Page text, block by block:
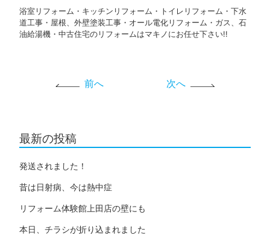
浴室リフォーム・キッチンリフォーム・トイレリフォーム・下水
道工事・屋根、外壁塗装工事・オール電化リフォーム・ガス、石
油給湯機・中古住宅のリフォームはマキノにお任せ下さい!!
前へ 次へ
最新の投稿
発送されました！
昔は日射病、今は熱中症
リフォーム体験館上田店の壁にも
本日、チラシが折り込まれました